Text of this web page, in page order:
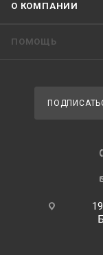
О КОМПАНИИ
ПОМОЩЬ